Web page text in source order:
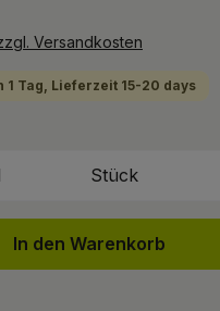
Versandkosten
Tag, Lieferzeit 15-20 days
Gib den
Stück
In den Warenkorb